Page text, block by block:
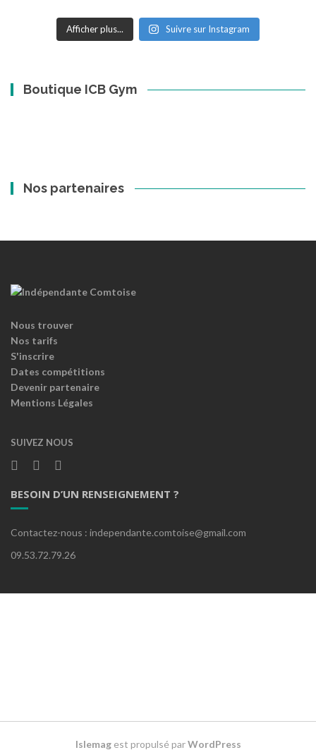
Afficher plus... Suivre sur Instagram
Boutique ICB Gym
Nos partenaires
Nous trouver
Nos tarifs
S'inscrire
Dates compétitions
Devenir partenaire
Mentions Légales
SUIVEZ NOUS
BESOIN D’UN RENSEIGNEMENT ?
Contactez-nous : independante.comtoise@gmail.com
09.53.72.79.26
Islemagest propulsé parWordPress